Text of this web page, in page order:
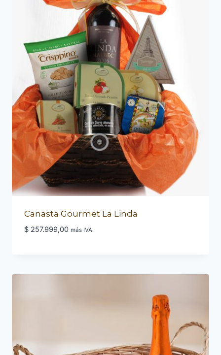
Canasta Gourmet La Linda
$257.999,00 más IVA